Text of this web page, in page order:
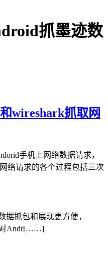
抓墨迹数
wireshark抓取网
手机上网络数据请求，
络请求的各个过程包括三次
据抓包和展现更方便，
对Andr[……]